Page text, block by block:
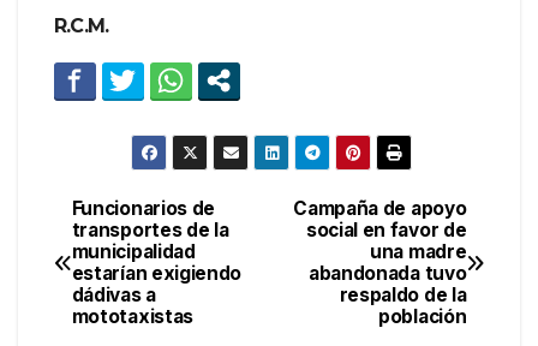
R.C.M.
Navegación
de
entradas
Campaña de apoyo
social en favor de
una madre
abandonada tuvo
respaldo de la
población
Funcionarios de
transportes de la
municipalidad
estarían exigiendo
dádivas a
mototaxistas